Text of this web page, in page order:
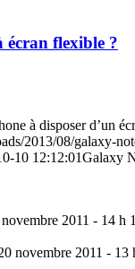
écran flexible ?
à disposer d’un
2013/08/galaxy-
10 12:12:01Galaxy
2011 - 14 h
novembre 2011 - 13